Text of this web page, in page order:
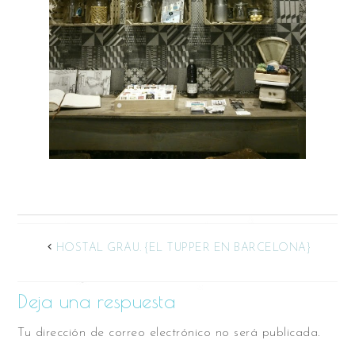
HOSTAL GRAU. {EL TUPPER EN BARCELONA}
Deja una respuesta
Tu dirección de correo electrónico no será publicada.